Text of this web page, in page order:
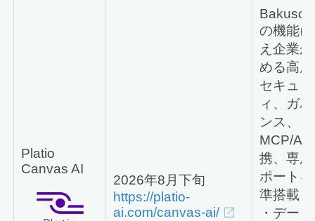
Platio
Canvas AI
2026年8月下旬
https://platio-
ai.com/canvas-ai/
の機能
え企業
める高
セキュ
ィ、ガ
ンス、
MCP/
携、専
ポート
準搭載
・デー